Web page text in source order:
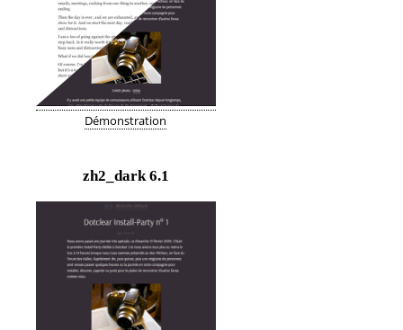
Démonstration
zh2_dark6.1